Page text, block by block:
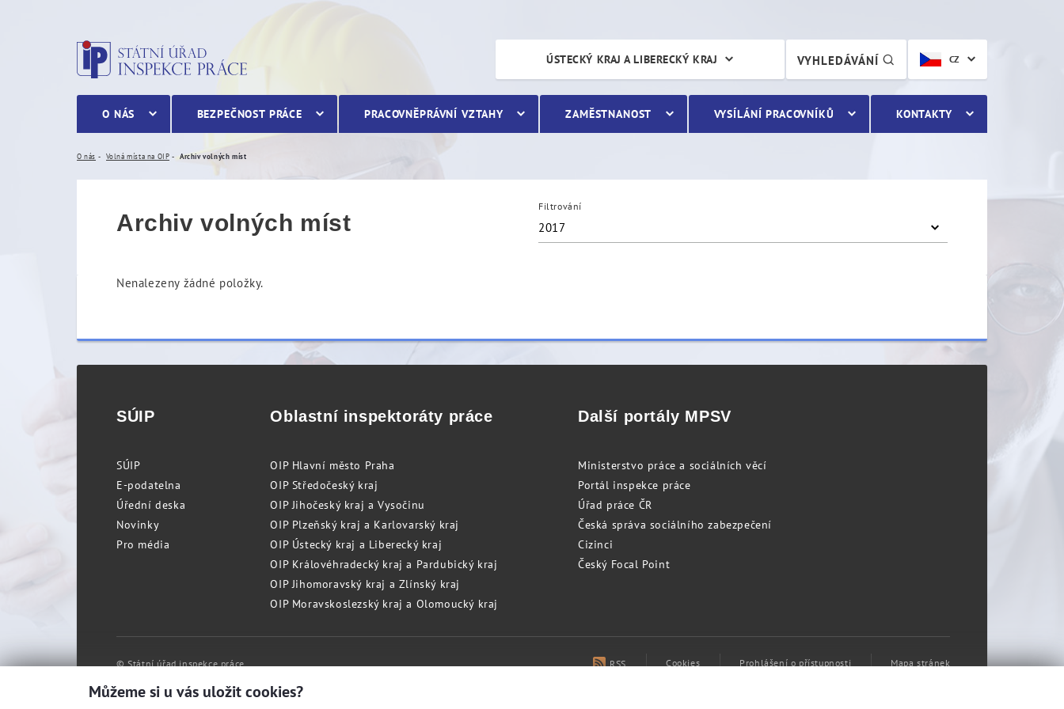
Archiv volných míst
CZ
VYHLEDÁVÁNÍ
ÚSTECKÝ KRAJ A LIBERECKÝ KRAJ
O NÁS BEZPEČNOST PRÁCE PRACOVNĚPRÁVNÍ VZTAHY ZAMĚSTNANOST VYSÍLÁNÍ PRACOVNÍKŮ KONTAKTY
O nás Volná místa na OIP Archiv volných míst
Archiv volných míst
Filtrování
2017
Nenalezeny žádné položky.
SÚIP
SÚIP
E-podatelna
Úřední deska
Novinky
Pro média
Oblastní inspektoráty práce
OIP Hlavní město Praha
OIP Středočeský kraj
OIP Jihočeský kraj a Vysočinu
OIP Plzeňský kraj a Karlovarský kraj
OIP Ústecký kraj a Liberecký kraj
OIP Královéhradecký kraj a Pardubický kraj
OIP Jihomoravský kraj a Zlínský kraj
OIP Moravskoslezský kraj a Olomoucký kraj
Další portály MPSV
Ministerstvo práce a sociálních věcí
Portál inspekce práce
Úřad práce ČR
Česká správa sociálního zabezpečení
Cizinci
Český Focal Point
RSS Cookies Prohlášení o přístupnosti Mapa stránek
© Státní úřad inspekce práce
Můžeme si u vás uložit cookies?